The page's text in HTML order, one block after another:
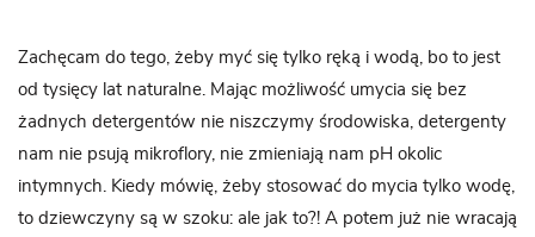
Zachęcam do tego, żeby myć się tylko ręką i wodą, bo to jest
od tysięcy lat naturalne. Mając możliwość umycia się bez
żadnych detergentów nie niszczymy środowiska, detergenty
nam nie psują mikroflory, nie zmieniają nam pH okolic
intymnych. Kiedy mówię, żeby stosować do mycia tylko wodę,
to dziewczyny są w szoku: ale jak to?! A potem już nie wracają